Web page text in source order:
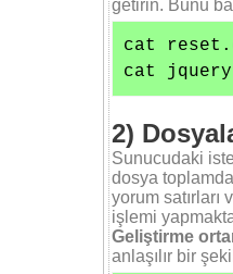
getirin. Bunu
cat
cat
2)
Sunucudaki
dosya
yorum satırları
işlemi
Geliştirme
anlaşılır bir